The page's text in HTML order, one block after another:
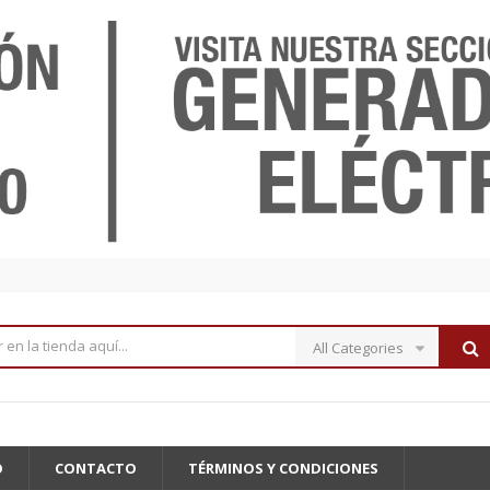
All Categories
CONTACTO TÉRMINOS Y CONDICIONES